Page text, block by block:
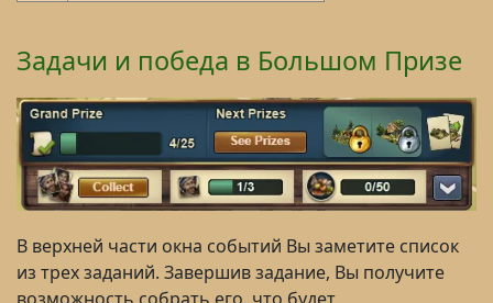
Задачи и победа в Большом Призе
В верхней части окна событий Вы заметите список
из трех заданий. Завершив задание, Вы получите